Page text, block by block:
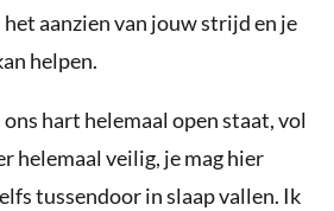
het aanzien van jouw strijd en je
helpen.
hart helemaal open staat, vol
helemaal veilig, je mag hier
tussendoor in slaap vallen. Ik